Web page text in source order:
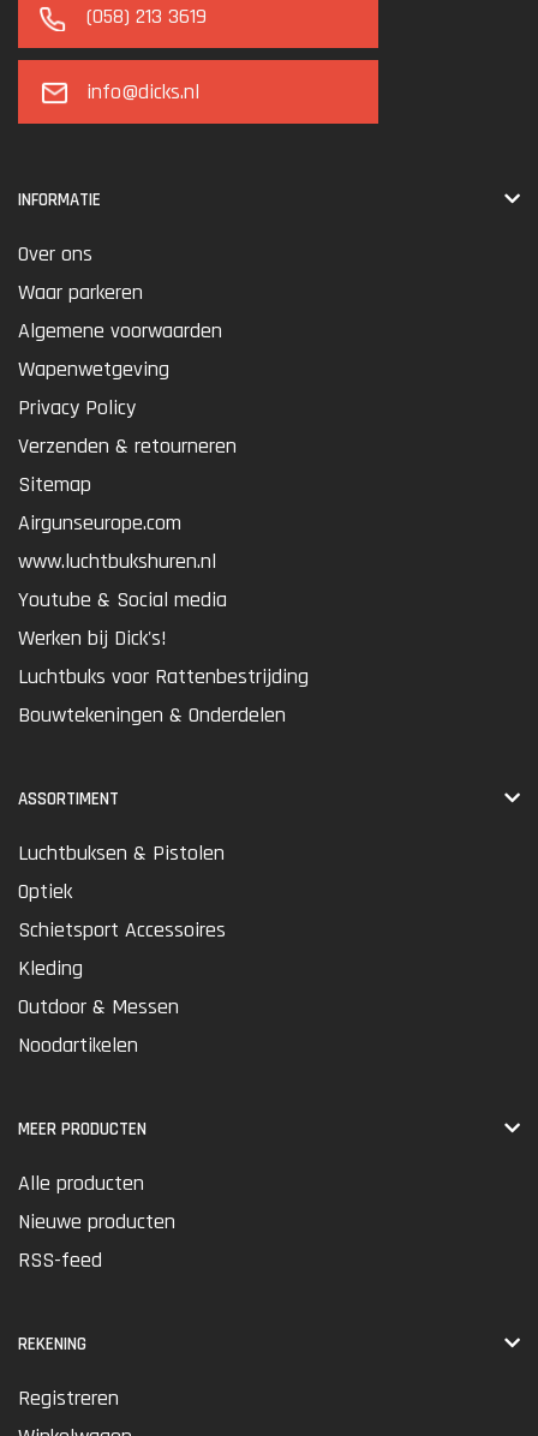
(058) 213 3619
info@dicks.nl
INFORMATIE
Over ons
Waar parkeren
Algemene voorwaarden
Wapenwetgeving
Privacy Policy
Verzenden & retourneren
Sitemap
Airgunseurope.com
www.luchtbukshuren.nl
Youtube & Social media
Werken bij Dick's!
Luchtbuks voor Rattenbestrijding
Bouwtekeningen & Onderdelen
ASSORTIMENT
Luchtbuksen & Pistolen
Optiek
Schietsport Accessoires
Kleding
Outdoor & Messen
Noodartikelen
MEER PRODUCTEN
Alle producten
Nieuwe producten
RSS-feed
REKENING
Registreren